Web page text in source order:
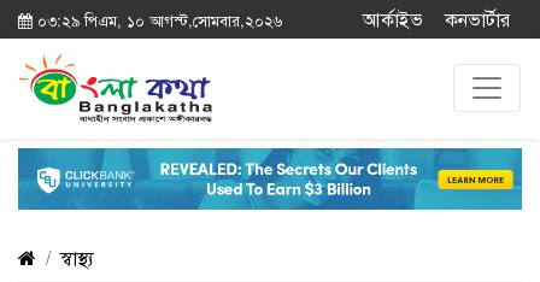
০৩:২৯ পিএম, ১০ আগস্ট,সোমবার,২০২৬ আর্কাইভ কনভার্টার
স্বাস্থ্য